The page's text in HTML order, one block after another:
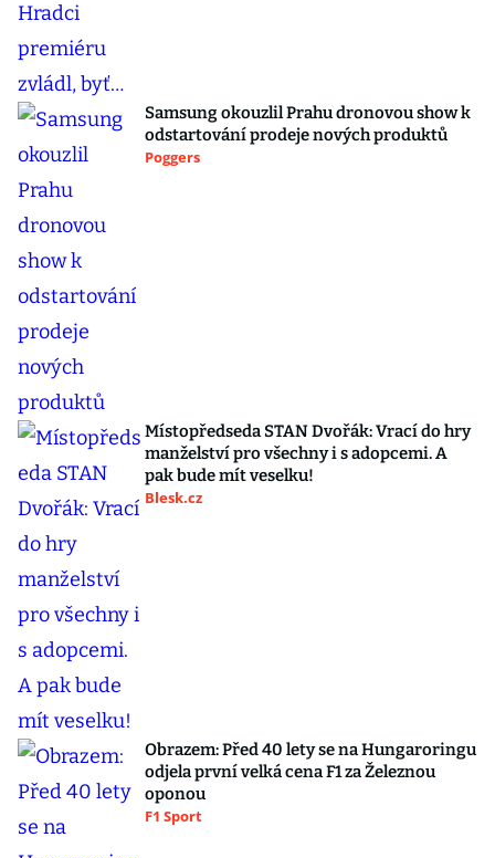
Samsung okouzlil Prahu dronovou show k
odstartování prodeje nových produktů
Poggers
Místopředseda STAN Dvořák: Vrací do hry
manželství pro všechny i s adopcemi. A
pak bude mít veselku!
Blesk.cz
Obrazem: Před 40 lety se na Hungaroringu
odjela první velká cena F1 za Železnou
oponou
F1 Sport